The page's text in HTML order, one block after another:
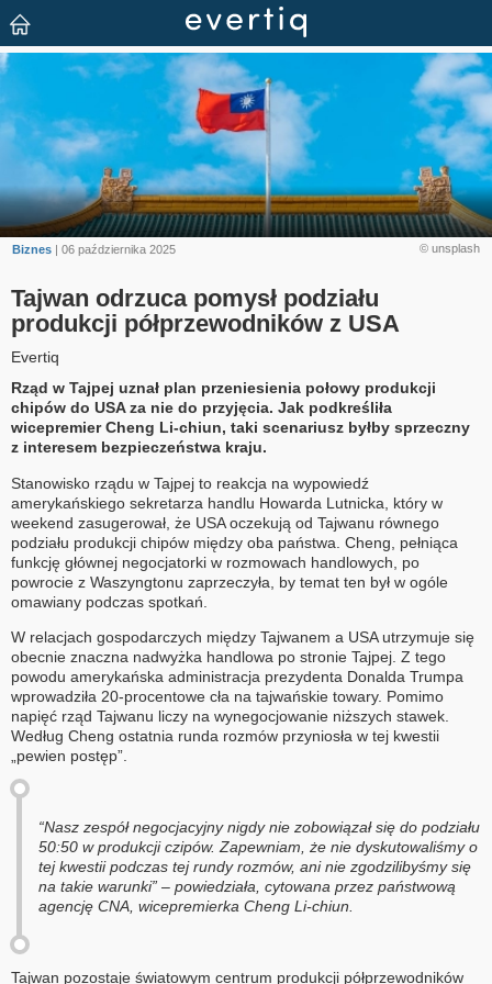
© unsplash
Biznes | 06 października 2025
Tajwan odrzuca pomysł podziału
produkcji półprzewodników z USA
Evertiq
Rząd w Tajpej uznał plan przeniesienia połowy produkcji
chipów do USA za nie do przyjęcia. Jak podkreśliła
wicepremier Cheng Li-chiun, taki scenariusz byłby sprzeczny
z interesem bezpieczeństwa kraju.
Stanowisko rządu w Tajpej to reakcja na wypowiedź
amerykańskiego sekretarza handlu Howarda Lutnicka, który w
weekend zasugerował, że USA oczekują od Tajwanu równego
podziału produkcji chipów między oba państwa. Cheng, pełniąca
funkcję głównej negocjatorki w rozmowach handlowych, po
powrocie z Waszyngtonu zaprzeczyła, by temat ten był w ogóle
omawiany podczas spotkań.
W relacjach gospodarczych między Tajwanem a USA utrzymuje się
obecnie znaczna nadwyżka handlowa po stronie Tajpej. Z tego
powodu amerykańska administracja prezydenta Donalda Trumpa
wprowadziła 20-procentowe cła na tajwańskie towary. Pomimo
napięć rząd Tajwanu liczy na wynegocjowanie niższych stawek.
Według Cheng ostatnia runda rozmów przyniosła w tej kwestii
„pewien postęp”.
“Nasz zespół negocjacyjny nigdy nie zobowiązał się do podziału
50:50 w produkcji czipów. Zapewniam, że nie dyskutowaliśmy o
tej kwestii podczas tej rundy rozmów, ani nie zgodzilibyśmy się
na takie warunki” – powiedziała, cytowana przez państwową
agencję CNA, wicepremierka Cheng Li-chiun.
Tajwan pozostaje światowym centrum produkcji półprzewodników